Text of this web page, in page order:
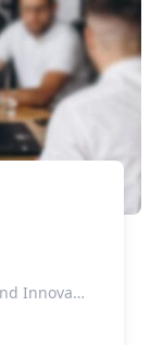
Master of Creative Enterprise and Innovation